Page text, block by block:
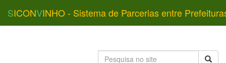
SICONVINHO - Sistema de Parcerias entre